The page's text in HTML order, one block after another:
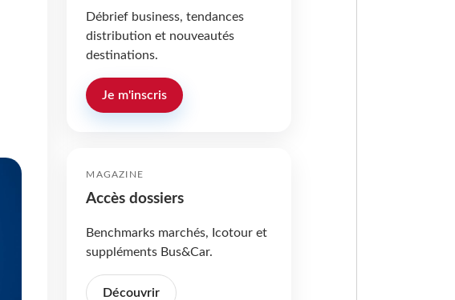
Débrief business, tendances
distribution et nouveautés
destinations.
Je m'inscris
MAGAZINE
Accès dossiers
Benchmarks marchés, Icotour et
suppléments Bus&Car.
Découvrir